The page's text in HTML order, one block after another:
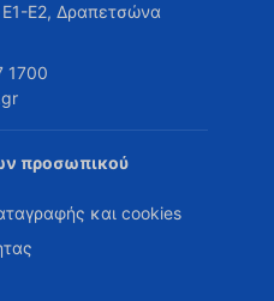
Ε1-Ε2, Δραπετσώνα
1700
προσωπικού
και cookies